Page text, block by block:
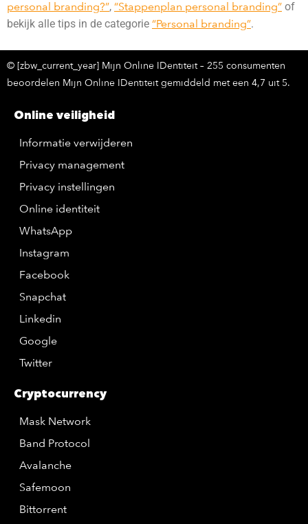
personal branding?”, “Stappenplan personal branding” of
bekijk alle tips in de categorie “Personal branding”.
© [zbw_current_year] Mijn Online IDentiteit – 255 consumenten
beoordelen Mijn Online IDentiteit gemiddeld met een 4,7 uit 5.
Online veiligheid
Informatie verwijderen
Privacy management
Privacy instellingen
Online identiteit
WhatsApp
Instagram
Facebook
Snapchat
Linkedin
Google
Twitter
Cryptocurrency
Mask Network
Band Protocol
Avalanche
Safemoon
Bittorrent